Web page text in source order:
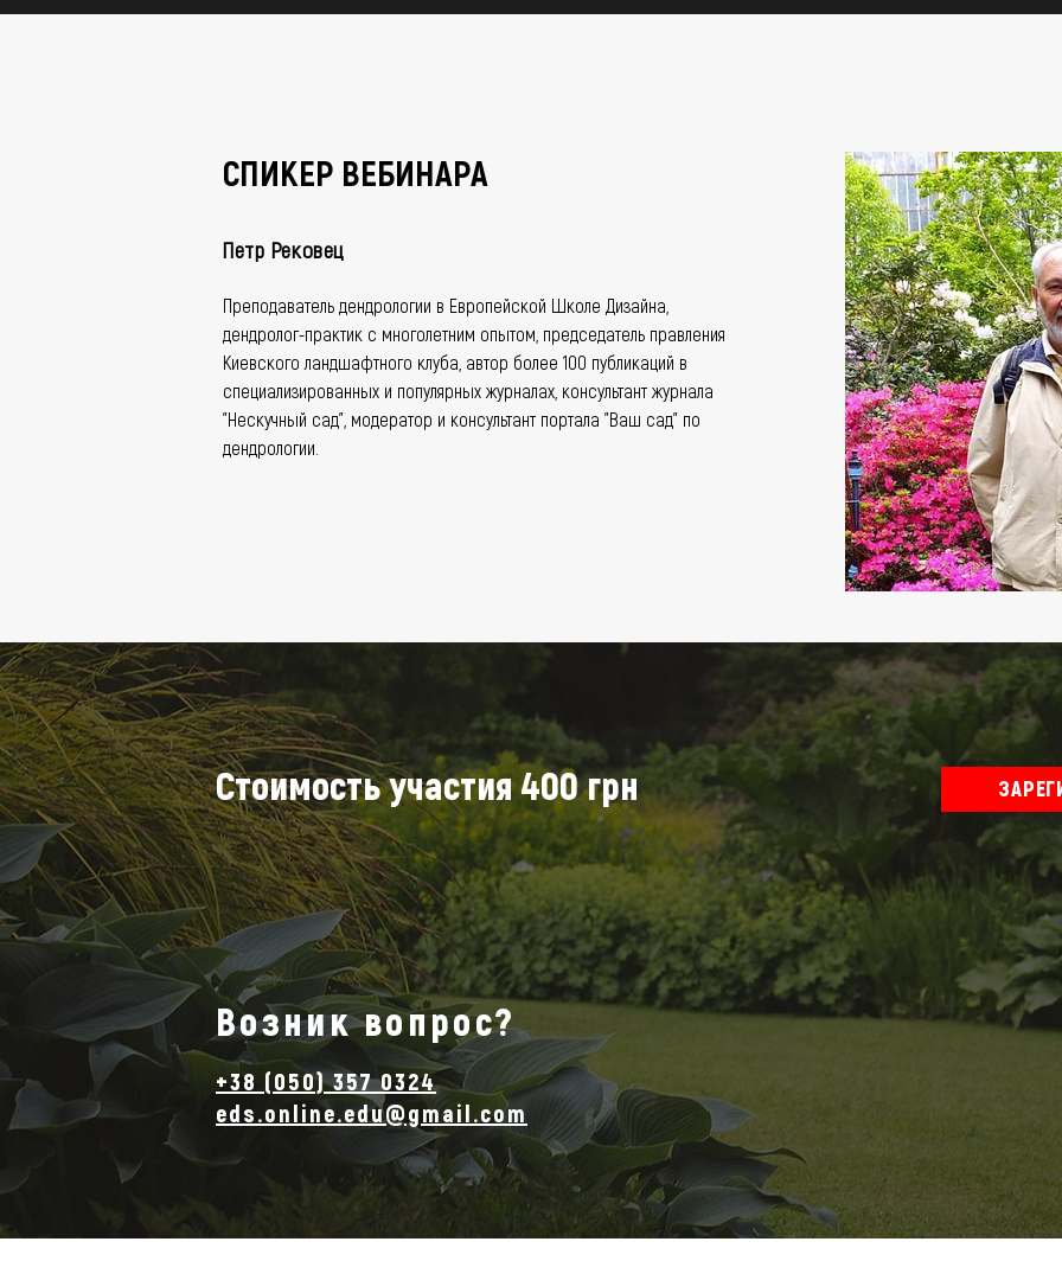
СПИКЕР ВЕБИНАРА
Петр Рековец
Преподаватель дендрологии в Европейской Школе Дизайна,
дендролог-практик с многолетним опытом, председатель правления
Киевского ландшафтного клуба, автор более 100 публикаций в
специализированных и популярных журналах, консультант журнала
"Нескучный сад", модератор и консультант портала "Ваш сад" по
дендрологии.
Стоимость участия 400 грн
Возник вопрос?
+38 (050) 357 0324
eds.online.edu@gmail.com